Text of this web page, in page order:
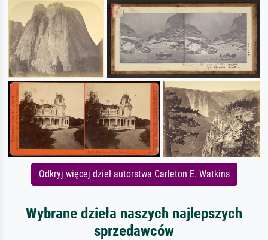
Odkryj więcej dzieł autorstwa Carleton E. Watkins
Wybrane dzieła naszych najlepszych
sprzedawców